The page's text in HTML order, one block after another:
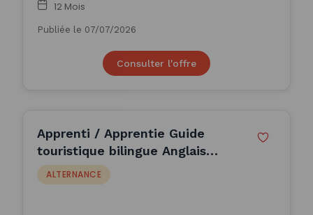
12 Mois
Publiée le 07/07/2026
Consulter l'offre
Apprenti / Apprentie Guide
touristique bilingue Anglais
(H/F)
ALTERNANCE